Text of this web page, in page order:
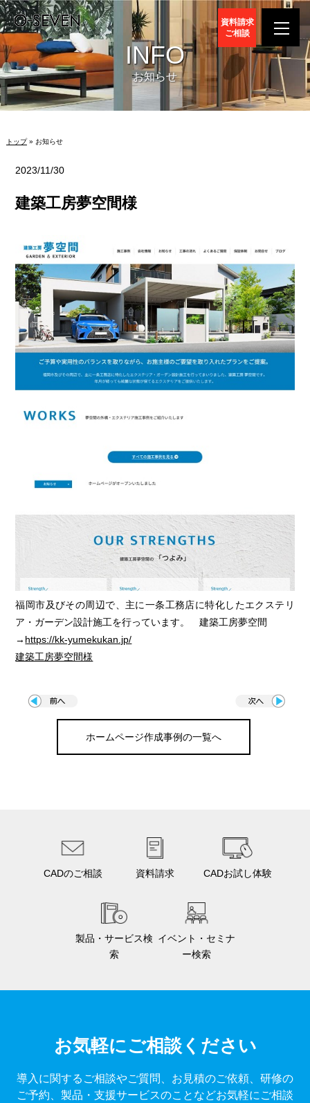
資料請求
ご相談
INFO
お知らせ
トップ» お知らせ
2023/11/30
建築工房夢空間様
福岡市及びその周辺で、主に一条工務店に特化したエクステリ
ア・ガーデン設計施工を行っています。 建築工房夢空間
→ https://kk-yumekukan.jp/
建築工房夢空間様
ホームページ作成事例の一覧へ
CADのご相談 資料請求 CADお試し体験
製品・サービス検
索
イベント・セミナ
ー検索
お気軽にご相談ください
導入に関するご相談やご質問、お見積のご依頼、研修の
ご予約、製品・支援サービスのことなどお気軽にご相談